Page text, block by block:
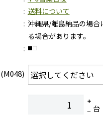
送料について
沖縄県/離島納品の場合
る場合があります。
台